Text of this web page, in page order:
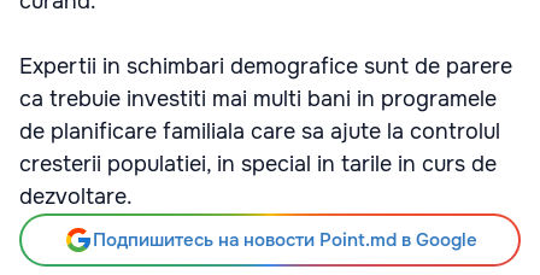
Expertii in schimbari demografice sunt de parere
ca trebuie investiti mai multi bani in programele
de planificare familiala care sa ajute la controlul
cresterii populatiei, in special in tarile in curs de
dezvoltare.
Подпишитесь на новости Point.md в Google